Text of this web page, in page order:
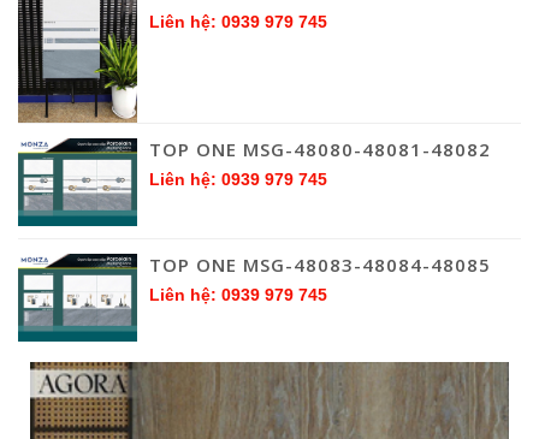
Liên hệ: 0939 979 745
TOP ONE MSG-48080-48081-48082
Liên hệ: 0939 979 745
TOP ONE MSG-48083-48084-48085
Liên hệ: 0939 979 745